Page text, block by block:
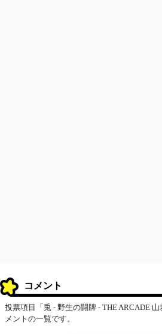
コメント
投票項目「兎 - 野生の闘牌 - THE ARCADE
メントの一覧です。